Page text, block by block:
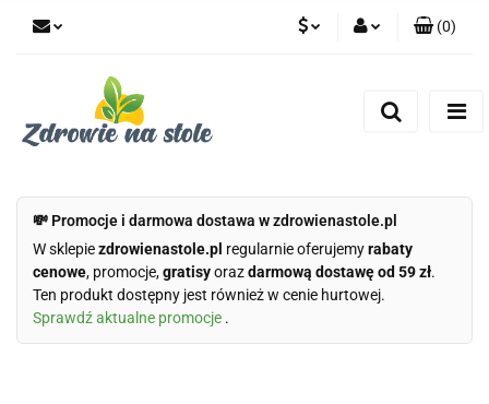
(0)
💸 Promocje i darmowa dostawa w zdrowienastole.pl
W sklepiezdrowienastole.pl regularnie oferujemyrabaty
cenowe, promocje,gratisyorazdarmową dostawę od 59 zł.
Ten produkt dostępny jest również w cenie hurtowej.
Sprawdź aktualne promocje .